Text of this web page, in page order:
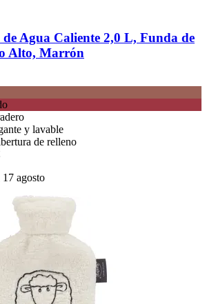
de Agua Caliente 2,0 L, Funda de
Alto, Marrón
y lavable
de relleno
17 agosto